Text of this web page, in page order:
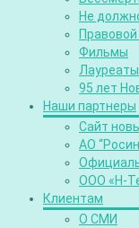
Не
Фильмы
95 лет
Наши партнеры
Сайт
АО
ООО «Н-
Клиентам
О СМИ